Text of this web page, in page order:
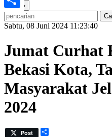
»
Sabtu, 08 Juni 2024 11:23:40
Jumat Curhat
Bekasi Kota,
Masyarakat
2024
Post
Share